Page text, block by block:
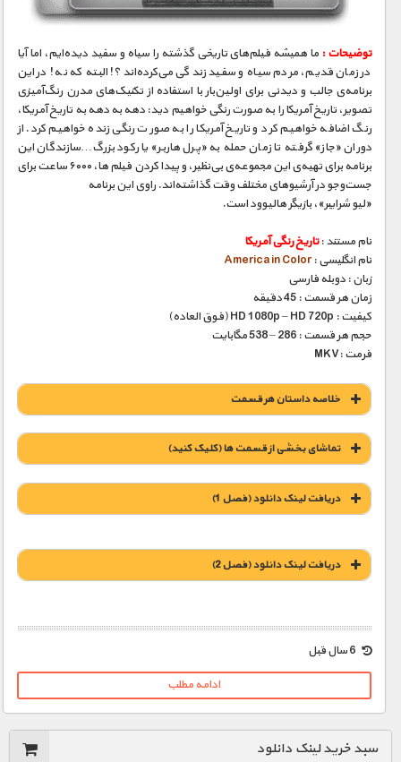
توضیحات : ما همیشه فیلم‌های تاریخی گذشته را سیاه و سفید دیده‌ایم، اما آیا
در زمان قدیم، مردم سیاه و سفید زندگی می‌کرده‌اند؟! البته که نه! در این
برنامه‌ی جالب و دیدنی برای اولین‌بار با استفاده از تکنیک‌های مدرن رنگ‌آمیزی
تصویر، تاریخ آمریکا را به صورت رنگی خواهیم دید: دهه به دهه به تاریخ آمریکا،
رنگ اضافه خواهیم کرد و تاریخ آمریکا را به صورت رنگی زنده خواهیم کرد. از
دوران «جاز» گرفته تا زمان حمله به «پرل هاربر» یا رکود بزرگ…سازندگان این
برنامه برای تهیه‌ی این مجموعه‌ی بی‌نظیر، و پیدا کردن فیلم ها، ۶۰۰۰ ساعت برای
جست‌و‌جو در آرشیوهای مختلف وقت گذاشته‌اند. راوی این برنامه
«لیو شرایبر»، بازیگر هالیوود است.
نام مستند :تاریخ رنگی آمریکا
نام انگلیسی :America in Color
زبان : دوبله فارسی
زمان هر قسمت : 45 دقیقه
کیفیت : HD 1080p – HD 720p (فوق العاده)
حجم هر قسمت : 286 – 538 مگابایت
فرمت :MKV
خلاصه داستان هر قسمت
تماشای بخشی از قسمت ها (کلیک کنید)
دریافت لینک دانلود (فصل 1)
1900 تومان – دانلود قسمت 1 (دهه 1920)
1900 تومان – دانلود قسمت 2 (دهه 1930)
دریافت لینک دانلود (فصل 2)
1900 تومان – غول های صنعت (افزودن به سبد خريد)
1900 تومان – غرب وحشی (افزودن به سبد خريد)
ادامه مطلب
سبد خرید لینک دانلود